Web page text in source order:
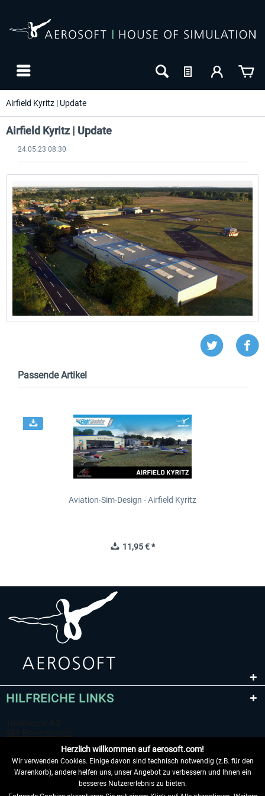
Airfield Kyritz | Update
Airfield Kyritz | Update
24.05.23 08:30
Passende Artikel
Aviation-Sim-Design - Airfield Kyritz
11,95 € *
HILFREICHE LINKS
Herzlich willkommen auf aerosoft.com!
Wir verwenden Cookies. Einige davon sind technisch notwendig (z.B. für den
Warenkorb), andere helfen uns, unser Angebot zu verbessern und Ihnen ein
besseres Nutzererlebnis zu bieten.